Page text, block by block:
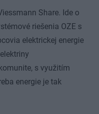
Share. Ide o
riešenia OZE s
elektrickej energie
s využitím
energie je tak